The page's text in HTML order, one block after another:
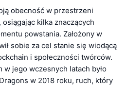
obecność w przestrzeni
kilka znaczących
powstania. Założony w
sobie za cel stanie się wiodącą
i społeczności twórców.
w jego wczesnych latach było
w 2018 roku, ruch, który